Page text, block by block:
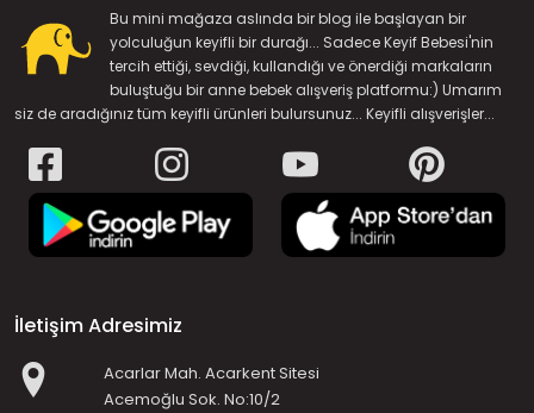
Bu mini mağaza aslında bir blog ile başlayan bir
yolculuğun keyifli bir durağı... Sadece Keyif Bebesi'nin
tercih ettiği, sevdiği, kullandığı ve önerdiği markaların
buluştuğu bir anne bebek alışveriş platformu:) Umarım
siz de aradığınız tüm keyifli ürünleri bulursunuz... Keyifli alışverişler...
İletişim Adresimiz
Acarlar Mah. Acarkent Sitesi
Acemoğlu Sok. No:10/2